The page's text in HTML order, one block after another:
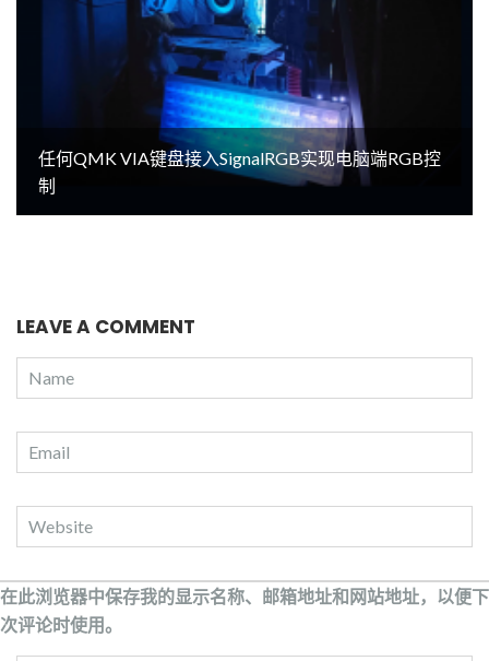
任何QMK VIA键盘接入SignalRGB实现电脑端RGB控
制
LEAVE A COMMENT
在此浏览器中保存我的显示名称、邮箱地址和网站地址，以便下
次评论时使用。